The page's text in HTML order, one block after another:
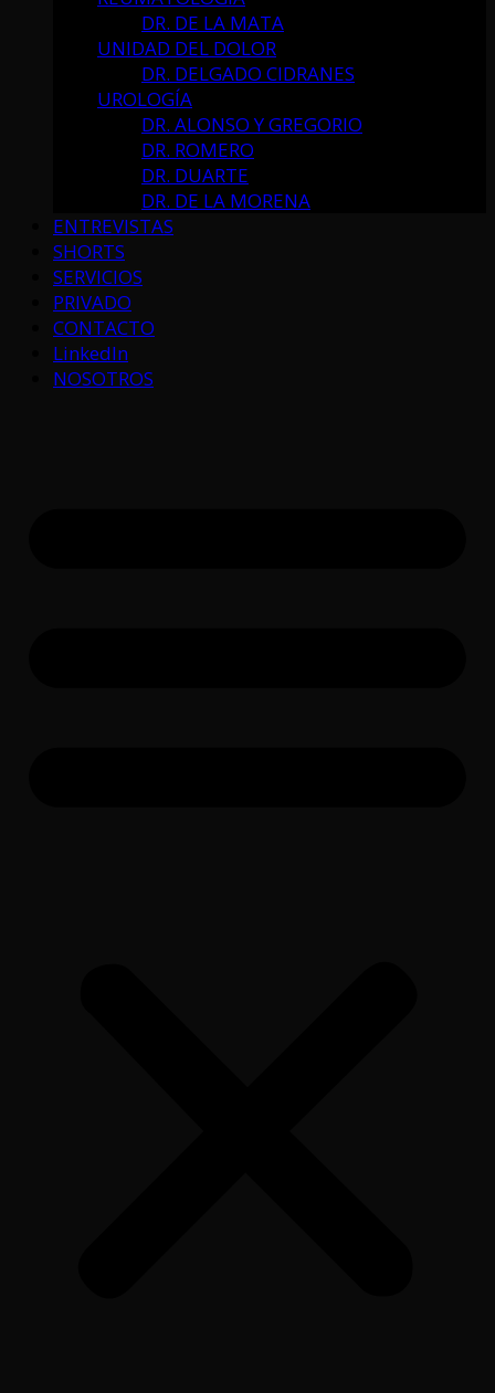
DR. DE LA MATA
UNIDAD DEL DOLOR
DR. DELGADO CIDRANES
UROLOGÍA
DR. ALONSO Y GREGORIO
DR. ROMERO
DR. DUARTE
DR. DE LA MORENA
ENTREVISTAS
SHORTS
SERVICIOS
PRIVADO
CONTACTO
LinkedIn
NOSOTROS